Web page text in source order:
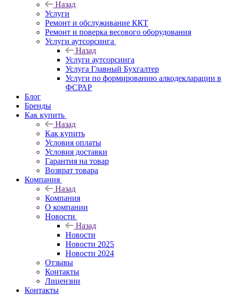
Назад
Услуги
Ремонт и обслуживание ККТ
Ремонт и поверка весового оборудования
Услуги аутсорсинга
Назад
Услуги аутсорсинга
Услуга Главный Бухгалтер
Услуги по формированию алкодекларации в
ФСРАР
Блог
Бренды
Как купить
Назад
Как купить
Условия оплаты
Условия доставки
Гарантия на товар
Возврат товара
Компания
Назад
Компания
О компании
Новости
Назад
Новости
Новости 2025
Новости 2024
Отзывы
Контакты
Лицензии
Контакты